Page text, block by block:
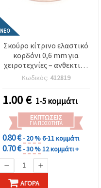
ΝΈΟ
Σκούρο κίτρινο ελαστικό
κορδόνι 0,6 mm για
χειροτεχνίες – ανθεκτικό
& διακοσμητικό, ρολό
~10 m
Κωδικός: 412819
1.00€ 1-5 κομμάτι
ΕΚΠΤΏΣΕΙΣ
ΓΙΑ ΠΟΣΌΤΗΤΑ
0.80 €- 20 %6-11 κομμάτι
0.70 €- 30 %12 κομμάτι +
ΑΓΟΡΆ